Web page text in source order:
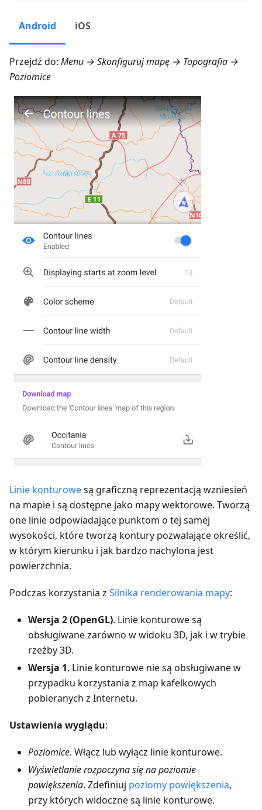
Android iOS
Przejdź do: Menu → Skonfiguruj mapę → Topografia →
Poziomice
Linie konturowesą graficzną reprezentacją wzniesień
na mapie i są dostępne jako mapy wektorowe. Tworzą
one linie odpowiadające punktom o tej samej
wysokości, które tworzą kontury pozwalające określić,
w którym kierunku i jak bardzo nachylona jest
powierzchnia.
Podczas korzystania z Silnika renderowania mapy:
Wersja 2 (OpenGL). Linie konturowe są
obsługiwane zarówno w widoku 3D, jak i w trybie
rzeźby 3D.
Wersja 1. Linie konturowe nie są obsługiwane w
przypadku korzystania z map kafelkowych
pobieranych z Internetu.
Ustawienia wyglądu:
Poziomice. Włącz lub wyłącz linie konturowe.
Wyświetlanie rozpoczyna się na poziomie
powiększenia. Zdefiniuj poziomy powiększenia,
przy których widoczne są linie konturowe.